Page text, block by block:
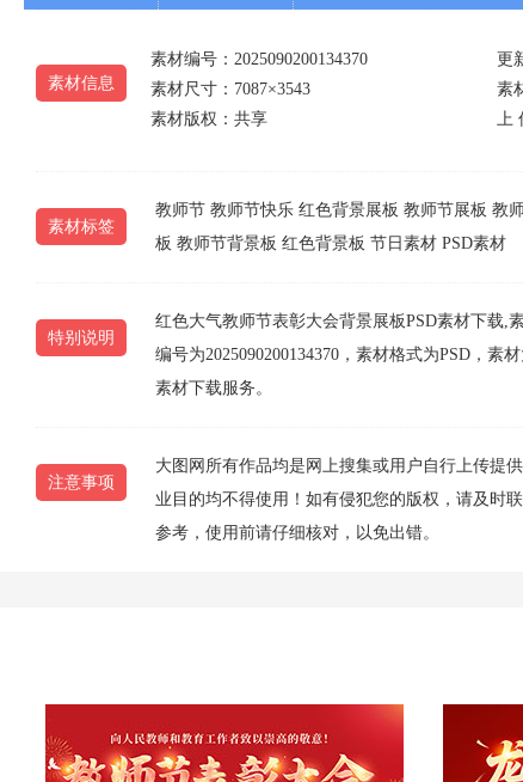
素材信息
素材编号：2025090200134370 更
素材尺寸：7087×3543
素
素材版权：共享
上
素材标签
教师节 教师节快乐 红色背景展板 教师节展板 教
板 教师节背景板 红色背景板 节日素材 PSD素材
特别说明
红色大气教师节表彰大会背景展板PSD素材下载,
编号为2025090200134370，素材格式为PSD，
素材下载服务。
注意事项
大图网所有作品均是网上搜集或用户自行上传提
业目的均不得使用！如有侵犯您的版权，请及时
参考，使用前请仔细核对，以免出错。